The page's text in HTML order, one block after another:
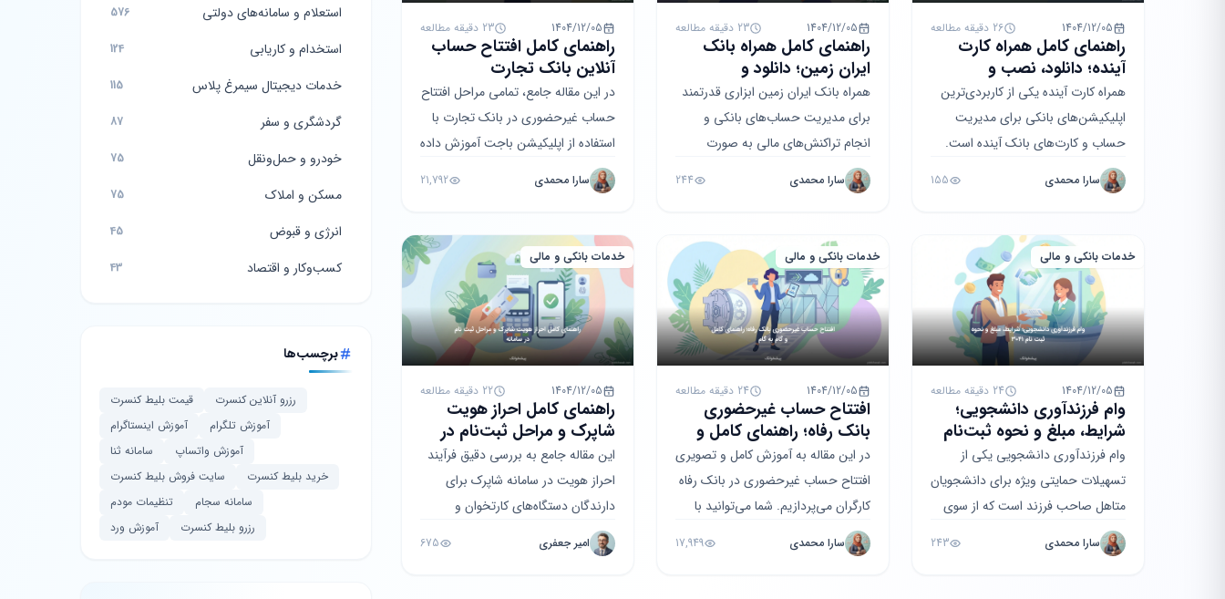
1404/12/05 26 دقیقه مطالعه
راهنمای کامل همراه کارت
آینده؛ دانلود، نصب و
فعال‌سازی
همراه کارت آینده یکی از کاربردی‌ترین
اپلیکیشن‌های بانکی برای مدیریت
حساب و کارت‌های بانک آینده است.
این مقاله جامع شامل آموزش گام‌به‌گام
نصب، معرفی ام...
سارا محمدی 155
1404/12/05 23 دقیقه مطالعه
راهنمای کامل همراه بانک
ایران زمین؛ دانلود و
فعال‌سازی
همراه بانک ایران زمین ابزاری قدرتمند
برای مدیریت حساب‌های بانکی و
انجام تراکنش‌های مالی به صورت
غیرحضوری است. در این مقاله جامع،
تمامی مراحل نصب، فعال...
سارا محمدی 244
1404/12/05 23 دقیقه مطالعه
راهنمای کامل افتتاح حساب
آنلاین بانک تجارت
(اپلیکیشن باجت)
در این مقاله جامع، تمامی مراحل افتتاح
حساب غیرحضوری در بانک تجارت با
استفاده از اپلیکیشن باجت آموزش داده
شده است. شما می‌توانید با مطالعه این
راهنما،...
سارا محمدی 21,792
خدمات بانکی و مالی
1404/12/05 24 دقیقه مطالعه
وام فرزندآوری دانشجویی؛
شرایط، مبلغ و نحوه ثبت‌نام
۱۴۰۳
وام فرزندآوری دانشجویی یکی از
تسهیلات حمایتی ویژه برای دانشجویان
متاهل صاحب فرزند است که از سوی
صندوق رفاه دانشجویان ارائه می‌شود.
این مقاله جامع به ب...
سارا محمدی 243
خدمات بانکی و مالی
1404/12/05 24 دقیقه مطالعه
افتتاح حساب غیرحضوری
بانک رفاه؛ راهنمای کامل و
گام‌به‌گام
در این مقاله به آموزش کامل و تصویری
افتتاح حساب غیرحضوری در بانک رفاه
کارگران می‌پردازیم. شما می‌توانید با
استفاده از سامانه فرابانک و
اپلیکیشن‌های مر...
سارا محمدی 17,949
خدمات بانکی و مالی
1404/12/05 22 دقیقه مطالعه
راهنمای کامل احراز هویت
شاپرک و مراحل ثبت‌نام در
سامانه
این مقاله جامع به بررسی دقیق فرآیند
احراز هویت در سامانه شاپرک برای
دارندگان دستگاه‌های کارتخوان و
درگاه‌های پرداخت اینترنتی می‌پردازد.
در این مطلب، ت...
امیر جعفری 675
استعلام و سامانه‌های دولتی 576
استخدام و کاریابی 124
خدمات دیجیتال سیمرغ پلاس 115
گردشگری و سفر 87
خودرو و حمل‌ونقل 75
مسکن و املاک 75
انرژی و قبوض 45
کسب‌وکار و اقتصاد 43
برچسب‌ها
رزرو آنلاین کنسرت
قیمت بلیط کنسرت
آموزش تلگرام
آموزش اینستاگرام
آموزش واتساپ
سامانه ثنا
خرید بلیط کنسرت
سایت فروش بلیط کنسرت
سامانه سجام
تنظیمات مودم
رزرو بلیط کنسرت
آموزش ورد